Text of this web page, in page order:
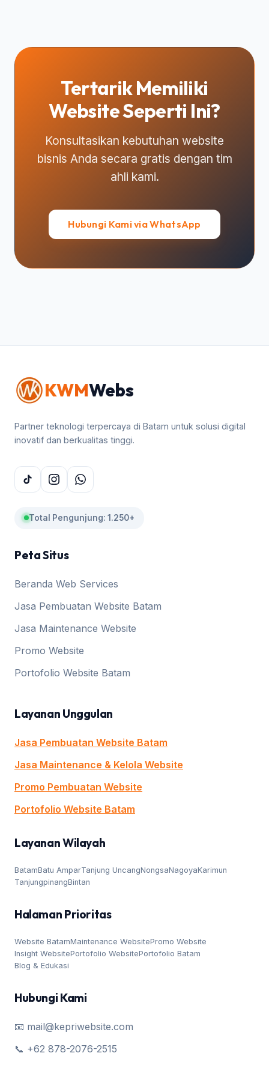
Tertarik Memiliki
Website Seperti Ini?
Konsultasikan kebutuhan website
bisnis Anda secara gratis dengan tim
ahli kami.
Hubungi Kami via WhatsApp
KWMWebs
Partner teknologi terpercaya di Batam untuk solusi digital
inovatif dan berkualitas tinggi.
Total Pengunjung: 1.250+
Peta Situs
Beranda Web Services
Jasa Pembuatan Website Batam
Jasa Maintenance Website
Promo Website
Portofolio Website Batam
Layanan Unggulan
Jasa Pembuatan Website Batam
Jasa Maintenance & Kelola Website
Promo Pembuatan Website
Portofolio Website Batam
Layanan Wilayah
BatamBatu AmparTanjung UncangNongsaNagoyaKarimun
TanjungpinangBintan
Halaman Prioritas
Website BatamMaintenance WebsitePromo Website
Insight WebsitePortofolio WebsitePortofolio Batam
Blog & Edukasi
Hubungi Kami
📧 mail@kepriwebsite.com
📞 +62 878-2076-2515